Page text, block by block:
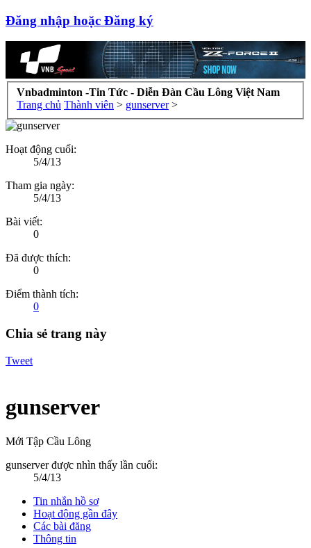
Đăng nhập hoặc Đăng ký
Vnbadminton -Tin Tức - Diễn Đàn Cầu Lông Việt Nam
Trang chủ Thành viên > gunserver >
Hoạt động cuối:
5/4/13
Tham gia ngày:
5/4/13
Bài viết:
0
Đã được thích:
0
Điểm thành tích:
0
Chia sẻ trang này
Tweet
gunserver
Mới Tập Cầu Lông
gunserver được nhìn thấy lần cuối:
5/4/13
Tin nhắn hồ sơ
Hoạt động gần đây
Các bài đăng
Thông tin